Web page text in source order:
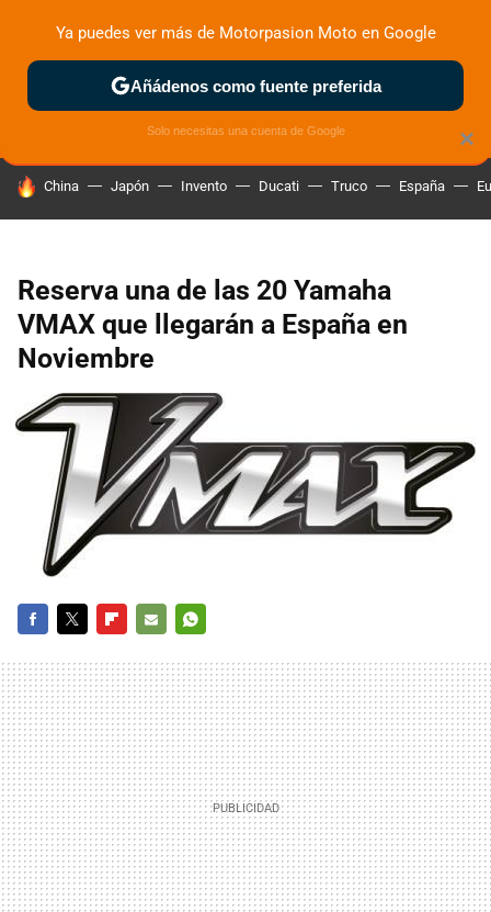
ZONA DE PRUEBAS DEPORTIVAS MOTOS ELÉCTRICAS
HOY SE HABLA DE
China Japón Invento Ducati Truco España
Reserva una de las 20 Yamaha
VMAX que llegarán a España en
Noviembre
MAIL
×
Ya puedes ver más de Motorpasion Moto en Google
Añádenos como fuente preferida
Solo necesitas una cuenta de Google